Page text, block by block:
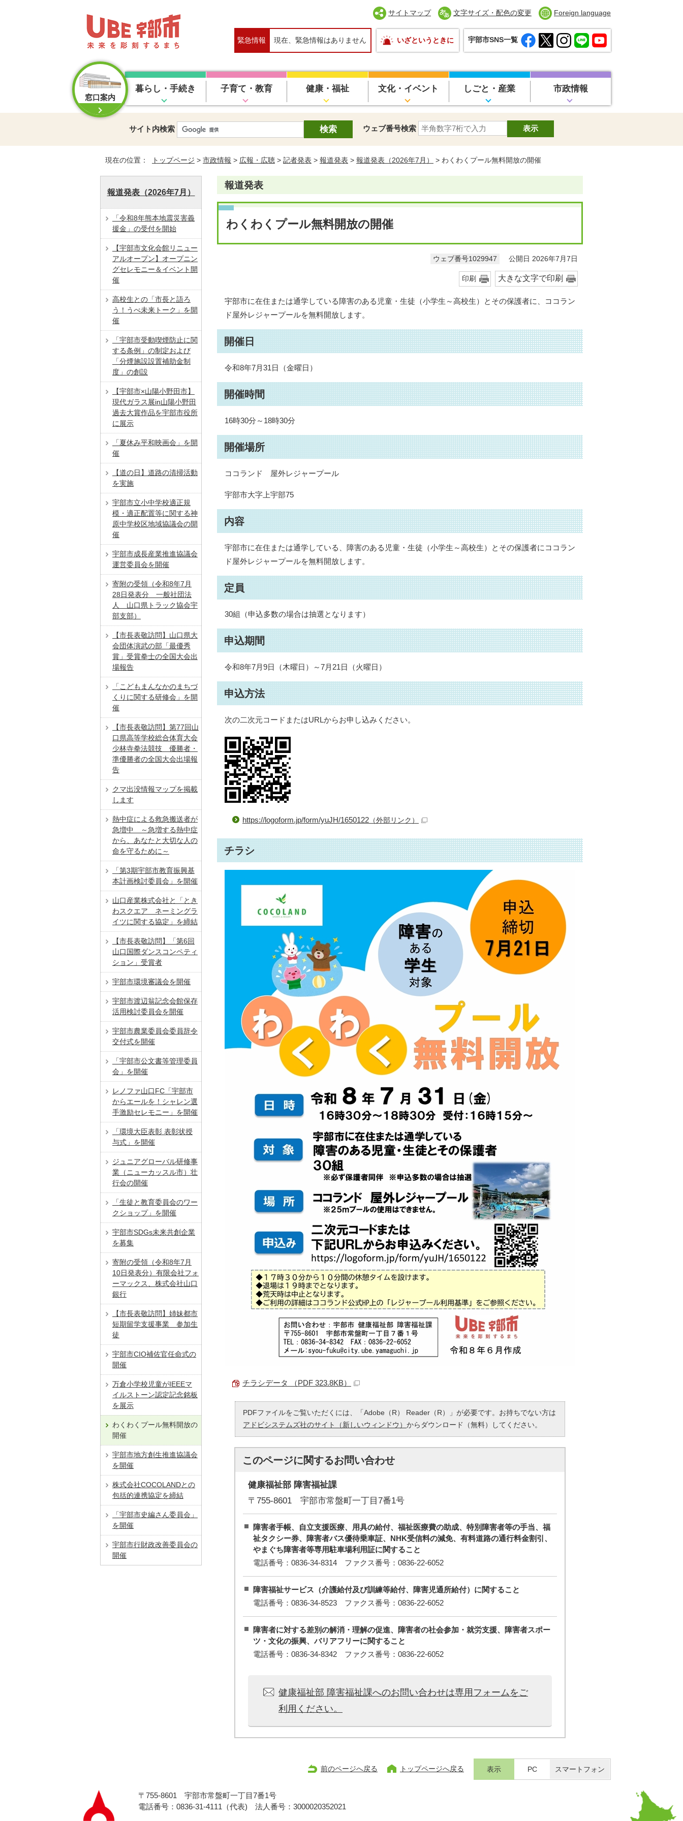
サイトマップ 文字サイズ・配色の変更 Foreign language
緊急情報 現在、緊急情報はありません いざというときに 宇部市SNS一覧
窓口案内
暮らし・手続き 子育て・教育 健康・福祉 文化・イベント しごと・産業 市政情報
サイト内検索 ウェブ番号検索
現在の位置： トップページ > 市政情報 > 広報・広聴 > 記者発表 > 報道発表 > 報道発表（2026年7月） > わくわくプール無料開放の開催
報道発表
わくわくプール無料開放の開催
ウェブ番号1029947 公開日 2026年7月7日
印刷 大きな文字で印刷
宇部市に在住または通学している障害のある児童・⽣徒（小学生～高校生）とその保護者に、ココラン
ド屋外レジャープールを無料開放します。
開催日
令和8年7月31日（金曜日）
開催時間
16時30分～18時30分
開催場所
ココランド 屋外レジャープール
宇部市大字上宇部75
内容
宇部市に在住または通学している、障害のある児童・⽣徒（小学生～高校生）とその保護者にココラン
ド屋外レジャープールを無料開放します。
定員
30組（申込多数の場合は抽選となります）
申込期間
令和8年7月9日（木曜日）～7月21日（火曜日）
申込方法
次の二次元コードまたはURLからお申し込みください。
https://logoform.jp/form/yuJH/1650122 （外部リンク）
チラシ
チラシデータ （PDF 323.8KB）
PDFファイルをご覧いただくには、「Adobe（R） Reader（R）」が必要です。お持ちでない方は
アドビシステムズ社のサイト（新しいウィンドウ） からダウンロード（無料）してください。
このページに関するお問い合わせ
健康福祉部 障害福祉課
〒755-8601 宇部市常盤町一丁目7番1号
障害者手帳、自立支援医療、用具の給付、福祉医療費の助成、特別障害者等の手当、福
祉タクシー券、障害者バス優待乗車証、NHK受信料の減免、有料道路の通行料金割引、
やまぐち障害者等専用駐車場利用証に関すること
電話番号：0836-34-8314 ファクス番号：0836-22-6052
障害福祉サービス（介護給付及び訓練等給付、障害児通所給付）に関すること
電話番号：0836-34-8523 ファクス番号：0836-22-6052
障害者に対する差別の解消・理解の促進、障害者の社会参加・就労支援、障害者スポー
ツ・文化の振興、バリアフリーに関すること
電話番号：0836-34-8342 ファクス番号：0836-22-6052
健康福祉部 障害福祉課へのお問い合わせは専用フォームをご
利用ください。
報道発表（2026年7月）
「令和8年熊本地震災害義
援金」の受付を開始
【宇部市文化会館リニュー
アルオープン】オープニン
グセレモニー＆イベント開
催
高校生との「市長と語ろ
う！うべ未来トーク」を開
催
「宇部市受動喫煙防止に関
する条例」の制定および
「分煙施設設置補助金制
度」の創設
【宇部市×山陽小野田市】
現代ガラス展in山陽小野田
過去大賞作品を宇部市役所
に展示
「夏休み平和映画会」を開
催
【道の日】道路の清掃活動
を実施
宇部市立小中学校適正規
模・適正配置等に関する神
原中学校区地域協議会の開
催
宇部市成長産業推進協議会
運営委員会を開催
寄附の受領（令和8年7月
28日発表分 一般社団法
人 山口県トラック協会宇
部支部）
【市長表敬訪問】山口県大
会団体演武の部「最優秀
賞」受賞拳士の全国大会出
場報告
「こどもまんなかのまちづ
くりに関する研修会」を開
催
【市⻑表敬訪問】第77回山
口県高等学校総合体育大会
少林寺拳法競技 優勝者・
準優勝者の全国⼤会出場報
告
クマ出没情報マップを掲載
します
熱中症による救急搬送者が
急増中 ～急増する熱中症
から、あなたと大切な人の
命を守るために～
「第3期宇部市教育振興基
本計画検討委員会」を開催
山口産業株式会社と「とき
わスクエア ネーミングラ
イツに関する協定」を締結
【市長表敬訪問】「第6回
⼭⼝国際ダンスコンペティ
ション」受賞者
宇部市環境審議会を開催
宇部市渡辺翁記念会館保存
活用検討委員会を開催
宇部市農業委員会委員辞令
交付式を開催
「宇部市公文書等管理委員
会」を開催
レノファ山口FC「宇部市
からエールを！シャレン選
手激励セレモニー」を開催
「環境大臣表彰 表彰状授
与式」を開催
ジュニアグローバル研修事
業（ニューカッスル市）壮
行会の開催
「生徒と教育委員会のワー
クショップ」を開催
宇部市SDGs未来共創企業
を募集
寄附の受領（令和8年7月
10日発表分）有限会社フォ
ーマックス、株式会社山口
銀行
【市⻑表敬訪問】姉妹都市
短期留学⽀援事業 参加⽣
徒
宇部市CIO補佐官任命式の
開催
万倉小学校児童がIEEEマ
イルストーン認定記念銘板
を展示
わくわくプール無料開放の
開催
宇部市地方創生推進協議会
を開催
株式会社COCOLANDとの
包括的連携協定を締結
「宇部市史編さん委員会」
を開催
宇部市行財政改善委員会の
開催
前のページへ戻る トップページへ戻る 表示 PC スマートフォン
〒755-8601 宇部市常盤町一丁目7番1号
電話番号：0836-31-4111（代表) 法人番号：3000020352021